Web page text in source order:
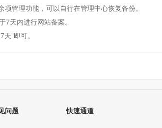
管理功能，可以自行在管理中心恢复备份。
7天内进行网站备案。
"即可。
问题 快速通道